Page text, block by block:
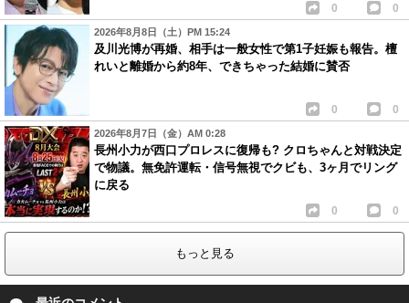
0 0
2026年8月8日（土）PM 15:24
及川光博が再婚、相手は一般女性で第1子妊娠も報告。檀
れいと離婚から約8年、できちゃった結婚に賛否
0 0
2026年8月7日（金）AM 0:28
長州小力が西口プロレスに復帰も? クロちゃんと対戦決定
で物議。無免許運転・信号無視でクビも、3ヶ月でリング
に戻る
0 0
もっと見る